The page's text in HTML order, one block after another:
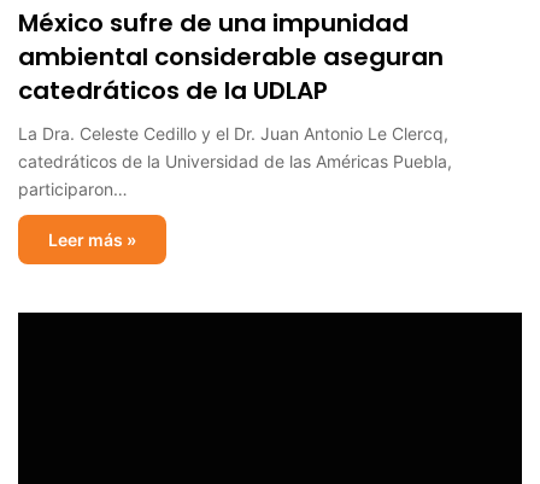
México sufre de una impunidad
ambiental considerable aseguran
catedráticos de la UDLAP
La Dra. Celeste Cedillo y el Dr. Juan Antonio Le Clercq,
catedráticos de la Universidad de las Américas Puebla,
participaron…
Leer más »